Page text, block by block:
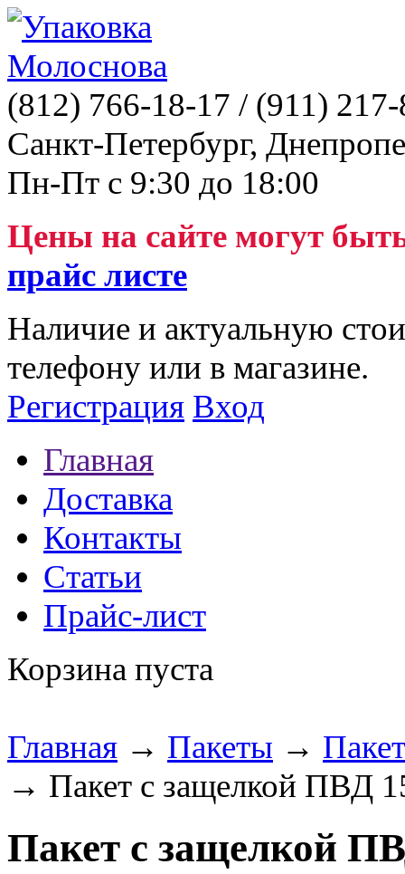
(812) 766-18-17 / (911)
Санкт-Петербург,
Пн-Пт с 9:30 до 18:00
Цены на сайте могут
прайс листе
Наличие и актуальную
телефону или в магазине.
Регистрация Вход
Главная
Доставка
Контакты
Статьи
Прайс-лист
Корзина пуста
Главная → Пакеты →
→ Пакет с защелкой ПВД
Пакет с защелкой